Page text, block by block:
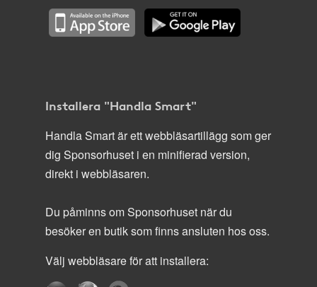
Installera "Handla Smart"
Handla Smart är ett webbläsartillägg som ger
dig Sponsorhuset i en minifierad version,
direkt i webbläsaren.
Du påminns om Sponsorhuset när du
besöker en butik som finns ansluten hos oss.
Välj webbläsare för att installera: